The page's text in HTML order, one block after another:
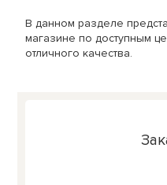
В данном разделе
магазине по доступным
отличного качества.